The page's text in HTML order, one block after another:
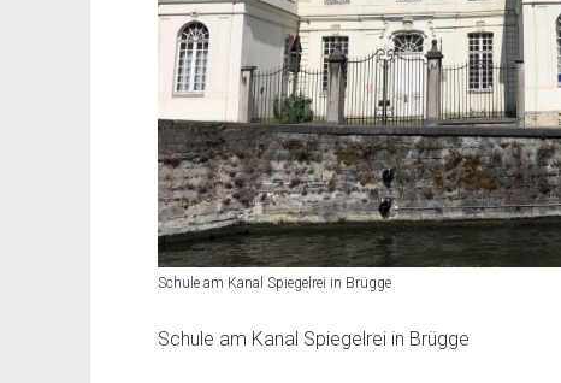
Schule am Kanal Spiegelrei in Brügge
Schule am Kanal Spiegelrei in Brügge